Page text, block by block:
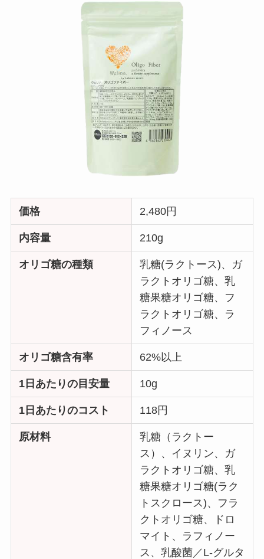
価格 2,480円
内容量 210g
オリゴ糖の種類
乳糖(ラクトース)、ガ
ラクトオリゴ糖、乳
糖果糖オリゴ糖、フ
ラクトオリゴ糖、ラ
フィノース
オリゴ糖含有率 62%以上
1日あたりの目安量 10g
1日あたりのコスト 118円
原材料
乳糖（ラクトー
ス）、イヌリン、ガ
ラクトオリゴ糖、乳
糖果糖オリゴ糖(ラク
トスクロース)、フラ
クトオリゴ糖、ドロ
マイト、ラフィノー
ス、乳酸菌／L-グルタ